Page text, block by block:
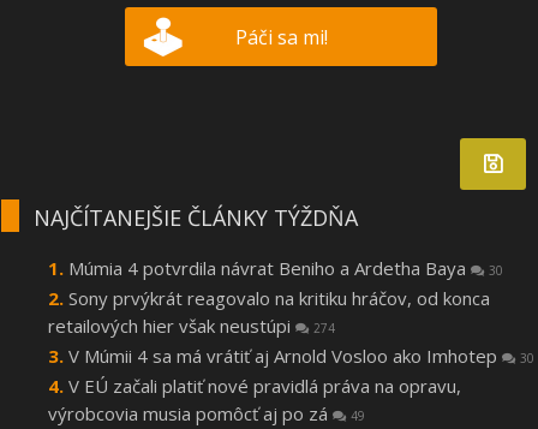
Páči sa mi!
NAJČÍTANEJŠIE ČLÁNKY TÝŽDŇA
Múmia 4 potvrdila návrat Beniho a Ardetha Baya 30
Sony prvýkrát reagovalo na kritiku hráčov, od konca
retailových hier však neustúpi
274
V Múmii 4 sa má vrátiť aj Arnold Vosloo ako Imhotep 30
V EÚ začali platiť nové pravidlá práva na opravu,
výrobcovia musia pomôcť aj po zá
49